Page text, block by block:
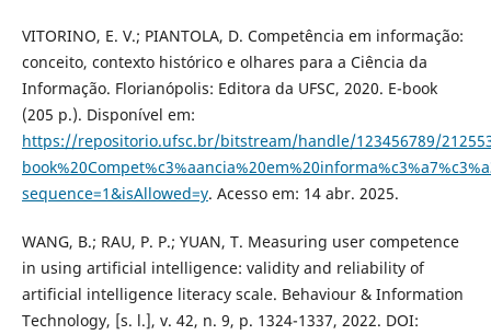
VITORINO, E. V.; PIANTOLA, D. Competência em informação:
conceito, contexto histórico e olhares para a Ciência da
Informação. Florianópolis: Editora da UFSC, 2020. E-book
(205 p.). Disponível em:
https://repositorio.ufsc.br/bitstream/handle/123456789/
sequence=1&isAllowed=y. Acesso em: 14 abr. 2025.
WANG, B.; RAU, P. P.; YUAN, T. Measuring user competence
in using artificial intelligence: validity and reliability of
artificial intelligence literacy scale. Behaviour & Information
Technology, [s. l.], v. 42, n. 9, p. 1324-1337, 2022. DOI: